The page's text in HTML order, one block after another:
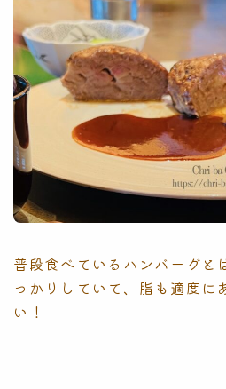
普段食べているハンバーグと
っかりしていて、脂も適度に
い！